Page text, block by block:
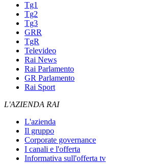
Tg1
Tg2
Tg3
GRR
TgR
Televideo
Rai News
Rai Parlamento
GR Parlamento
Rai Sport
L'AZIENDA RAI
L'azienda
Il gruppo
Corporate governance
I canali e l'offerta
Informativa sull'offerta tv